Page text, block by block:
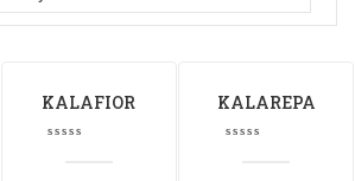
KALAFIOR KALAREPA